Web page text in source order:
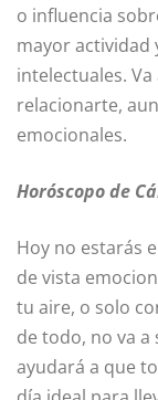
o influencia
mayor actividad
intelectuales.
relacionarte,
emocionales.
Horóscopo de
Hoy no estarás
de vista
tu aire, o solo
de todo, no va
ayudará a que